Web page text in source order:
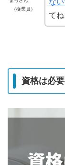
（従業員）
な
てね
資格は必